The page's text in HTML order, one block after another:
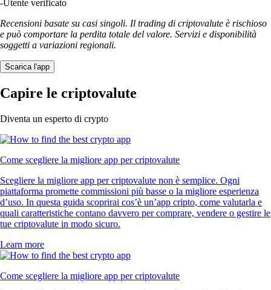
-Utente verificato
Recensioni basate su casi singoli. Il trading di criptovalute è rischioso
e può comportare la perdita totale del valore. Servizi e disponibilità
soggetti a variazioni regionali.
Scarica l'app
Capire le criptovalute
Diventa un esperto di crypto
Come scegliere la migliore app per criptovalute
Scegliere la migliore app per criptovalute non è semplice. Ogni
piattaforma promette commissioni più basse o la migliore esperienza
d’uso. In questa guida scoprirai cos’è un’app cripto, come valutarla e
quali caratteristiche contano davvero per comprare, vendere o gestire le
tue criptovalute in modo sicuro.
Learn more
Come scegliere la migliore app per criptovalute